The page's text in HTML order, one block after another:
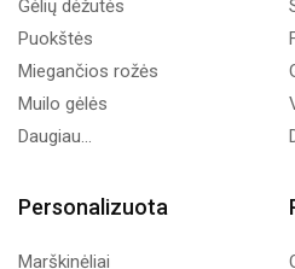
Gėlių dėžutės
Puokštės
Miegančios rožės
Muilo gėlės
Daugiau...
Personalizuota
Marškinėliai